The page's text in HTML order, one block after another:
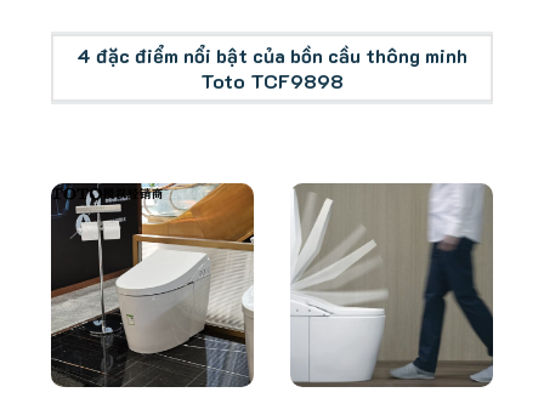
4 đặc điểm nổi bật của bồn cầu thông minh
Toto TCF9898